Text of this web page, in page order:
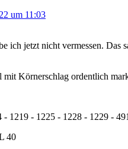
um 11:03
ich jetzt nicht vermessen. Das
mit Körnerschlag ordentlich
- 1219 - 1225 - 1228 - 1229 -
40